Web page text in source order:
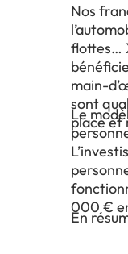
Nos
flottes…
main-
sont
place et
Le
000 €
En